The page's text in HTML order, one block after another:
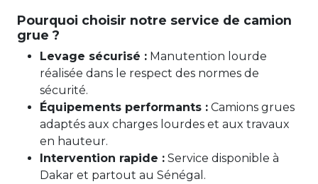
Pourquoi choisir notre service de camion
grue ?
Levage sécurisé : Manutention lourde
réalisée dans le respect des normes de
sécurité.
Équipements performants : Camions grues
adaptés aux charges lourdes et aux travaux
en hauteur.
Intervention rapide : Service disponible à
Dakar et partout au Sénégal.